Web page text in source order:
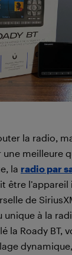
la radio,
meilleure
la radio par
être l’appareil
de
unique à la
la Roady BT,